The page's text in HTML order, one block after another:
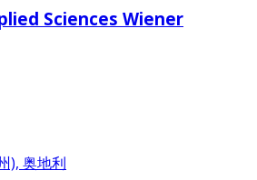
Sciences Wiener
), 奥地利